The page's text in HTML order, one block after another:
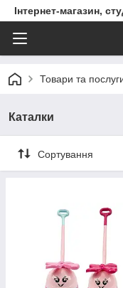
Інтернет-магазин,
Товари та
Каталки
Сортування